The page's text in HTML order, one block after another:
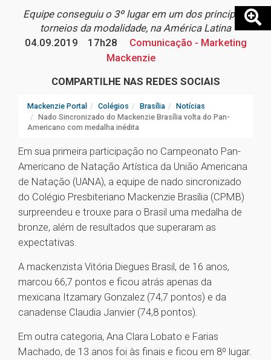
Equipe conseguiu o 3º lugar em um dos principais
torneios da modalidade, na América Latina
04.09.2019
17h28
Comunicação - Marketing
Mackenzie
COMPARTILHE NAS REDES SOCIAIS
Mackenzie Portal Colégios Brasília
Notícias
Nado Sincronizado do Mackenzie Brasília volta do Pan-
Americano com medalha inédita
Em sua primeira participação no Campeonato Pan-
Americano de Natação Artística da União Americana
de Natação (UANA), a equipe de nado sincronizado
do Colégio Presbiteriano Mackenzie Brasília (CPMB)
surpreendeu e trouxe para o Brasil uma medalha de
bronze, além de resultados que superaram as
expectativas.
A mackenzista Vitória Diegues Brasil, de 16 anos,
marcou 66,7 pontos e ficou atrás apenas da
mexicana Itzamary Gonzalez (74,7 pontos) e da
canadense Claudia Janvier (74,8 pontos).
Em outra categoria, Ana Clara Lobato e Farias
Machado, de 13 anos foi às finais e ficou em 8º lugar.